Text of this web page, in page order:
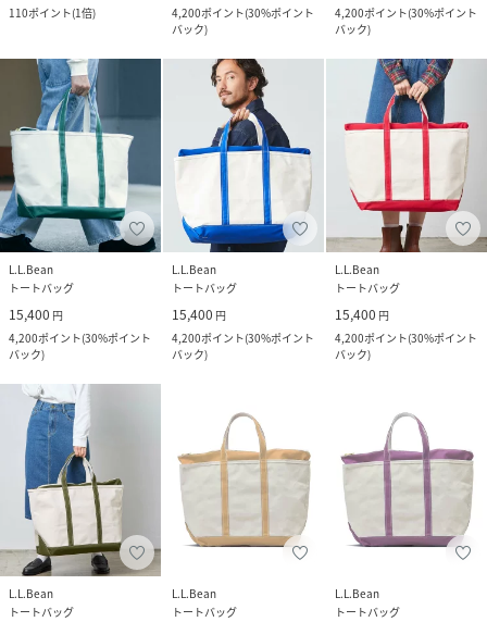
110ポイント(1倍)
4,200ポイント(30%ポイント
バック)
4,200ポイント(30%ポイント
バック)
L.L.Bean
トートバッグ
15,400 円
4,200ポイント(30%ポイント
バック)
L.L.Bean
トートバッグ
15,400 円
4,200ポイント(30%ポイント
バック)
L.L.Bean
トートバッグ
15,400 円
4,200ポイント(30%ポイント
バック)
L.L.Bean
トートバッグ
L.L.Bean
トートバッグ
L.L.Bean
トートバッグ